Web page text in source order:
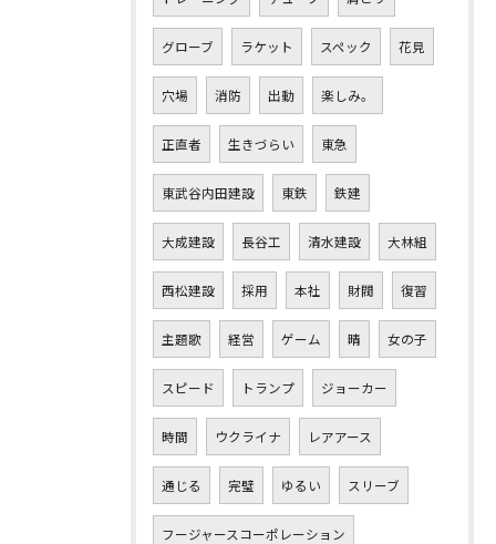
グローブ ラケット スペック 花見
穴場 消防 出動 楽しみ。
正直者 生きづらい 東急
東武谷内田建設 東鉄 鉄建
大成建設 長谷工 清水建設 大林組
西松建設 採用 本社 財閥 復習
主題歌 経営 ゲーム 晴 女の子
スピード トランプ ジョーカー
時間 ウクライナ レアアース
通じる 完璧 ゆるい スリーブ
フージャースコーポレーション